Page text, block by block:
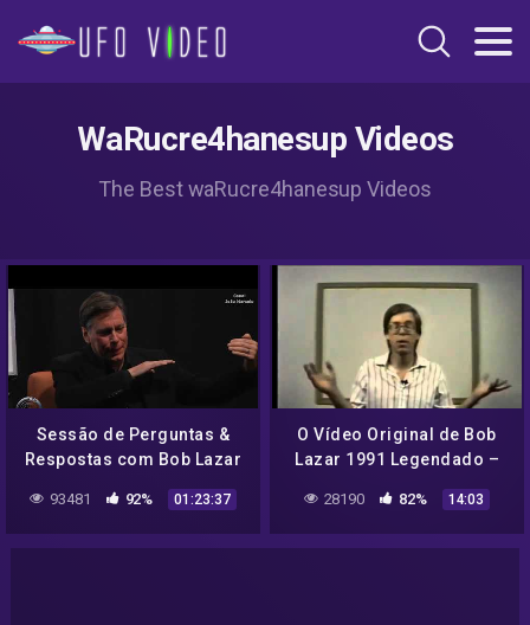
WaRucre4hanesup Videos
The Best waRucre4hanesup Videos
Sessão de Perguntas &
Respostas com Bob Lazar
93481 92% 01:23:37
O Vídeo Original de Bob
Lazar 1991 Legendado –
28190 82% 14:03